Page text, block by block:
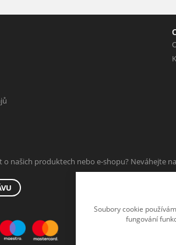
o našich produktech nebo e-shopu? Neváhejte
Soubory cookie
fungování